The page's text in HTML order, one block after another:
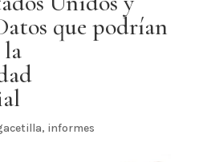
que podrían
, informes